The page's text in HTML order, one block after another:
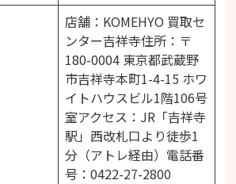
店舗：KOMEHYO 買取セ
ンター吉祥寺住所：〒
180-0004 東京都武蔵野
市吉祥寺本町1-4-15 ホワ
イトハウスビル1階106号
室アクセス：JR「吉祥寺
駅」西改札口より徒歩1
分（アトレ経由）電話番
号：0422-27-2800